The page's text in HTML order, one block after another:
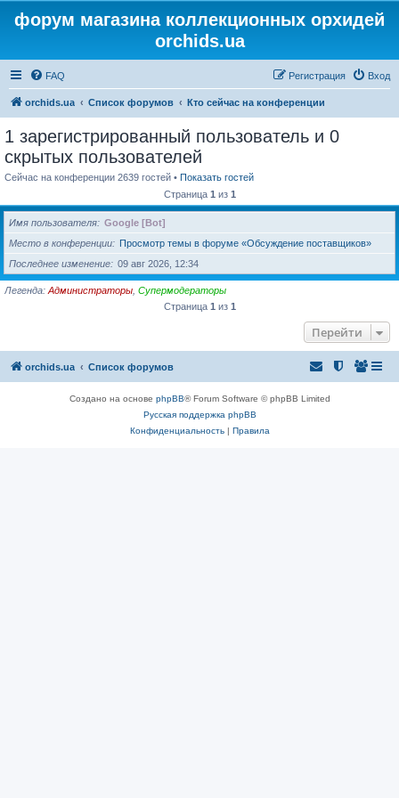
форум магазина коллекционных орхидей
orchids.ua
FAQ Вход
Регистрация
orchids.ua Список форумов Кто сейчас на конференции
1 зарегистрированный пользователь и 0
скрытых пользователей
Сейчас на конференции 2639 гостей • Показать гостей
Страница 1 из 1
Имя пользователя
Google [Bot]
Место в конференции
Просмотр темы в форуме «Обсуждение поставщиков»
Последнее изменение
09 авг 2026, 12:34
Легенда: Администраторы Супермодераторы
Страница 1 из 1
Перейти
orchids.ua Список форумов
Создано на основе phpBB® Forum Software © phpBB Limited
Русская поддержка phpBB
Конфиденциальность| Правила